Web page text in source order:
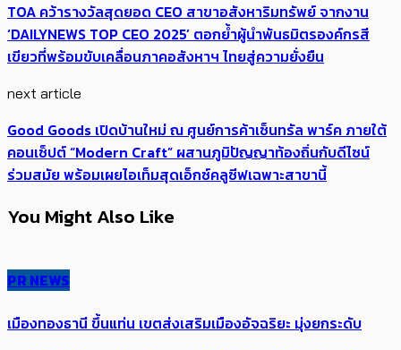
TOA คว้ารางวัลสุดยอด CEO สาขาอสังหาริมทรัพย์ จากงาน
‘DAILYNEWS TOP CEO 2025’ ตอกย้ำผู้นำพันธมิตรองค์กรสี
เขียวที่พร้อมขับเคลื่อนภาคอสังหาฯ ไทยสู่ความยั่งยืน
next article
Good Goods เปิดบ้านใหม่ ณ ศูนย์การค้าเซ็นทรัล พาร์ค ภายใต้
คอนเซ็ปต์ “Modern Craft” ผสานภูมิปัญญาท้องถิ่นกับดีไซน์
ร่วมสมัย พร้อมเผยไอเท็มสุดเอ็กซ์คลูซีฟเฉพาะสาขานี้
You Might Also Like
PR NEWS
เมืองทองธานี ขึ้นแท่น เขตส่งเสริมเมืองอัจฉริยะ มุ่งยกระดับ